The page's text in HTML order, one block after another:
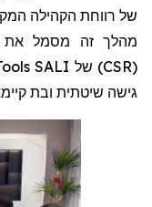
מהלך זה מסמל את
(CSR) של SALI
גישה שיטתית ובת